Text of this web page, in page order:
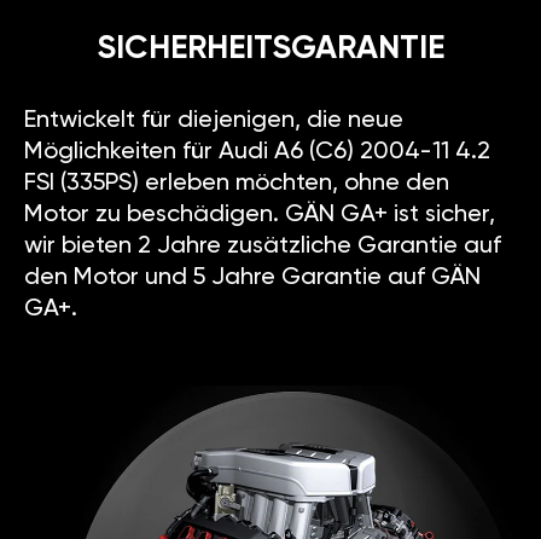
SICHERHEITSGARANTIE
Entwickelt für diejenigen, die neue
Möglichkeiten für Audi A6 (C6) 2004-11 4.2
FSI (335PS) erleben möchten, ohne den
Motor zu beschädigen. GÄN GA+ ist sicher,
wir bieten 2 Jahre zusätzliche Garantie auf
den Motor und 5 Jahre Garantie auf GÄN
GA+.